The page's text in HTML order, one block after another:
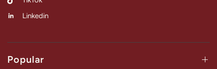
Linkedin
Popular